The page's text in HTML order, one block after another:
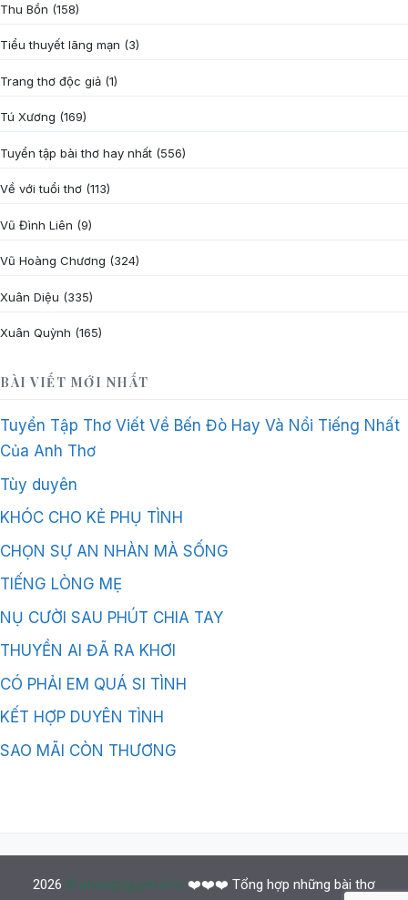
Thu Bồn (158)
Tiểu thuyết lãng mạn (3)
Trang thơ độc giả (1)
Tú Xương (169)
Tuyển tập bài thơ hay nhất (556)
Về với tuổi thơ (113)
Vũ Đình Liên (9)
Vũ Hoàng Chương (324)
Xuân Diệu (335)
Xuân Quỳnh (165)
BÀI VIẾT MỚI NHẤT
Tuyển Tập Thơ Viết Về Bến Đò Hay Và Nổi Tiếng Nhất
Của Anh Thơ
Tùy duyên
KHÓC CHO KẺ PHỤ TÌNH
CHỌN SỰ AN NHÀN MÀ SỐNG
TIẾNG LÒNG MẸ
NỤ CƯỜI SAU PHÚT CHIA TAY
THUYỀN AI ĐÃ RA KHƠI
CÓ PHẢI EM QUÁ SI TÌNH
KẾT HỢP DUYÊN TÌNH
SAO MÃI CÒN THƯƠNG
2026 © phongnguyet.info ❤️❤️❤️ Tổng hợp những bài thơ